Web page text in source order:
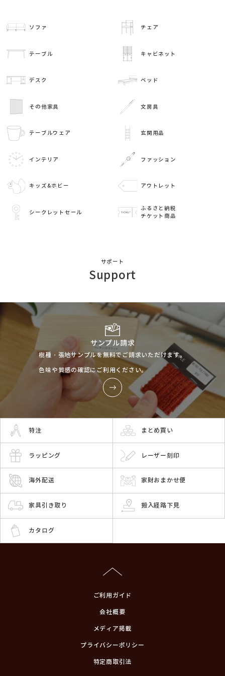
ソファ チェア
テーブル キャビネット
デスク ベッド
その他家具 文房具
テーブルウェア 玄関用品
インテリア ファッション
キッズ&ホビー アウトレット
シークレットセール
ふるさと納税
チケット商品
サポート
Support
サンプル請求
樹種・張地サンプルを無料でご請求いただけます。
色味や質感の確認にご利用ください。
特注 まとめ買い
ラッピング レーザー刻印
海外配送 家財おまかせ便
家具引き取り 搬入経路下見
カタログ
ご利用ガイド
会社概要
メディア掲載
プライバシーポリシー
特定商取引法